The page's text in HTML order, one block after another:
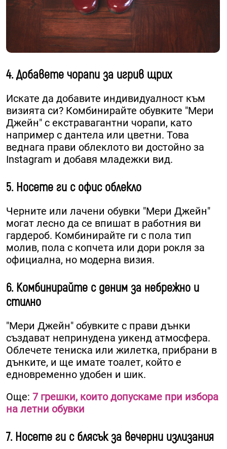
4. Добавете чорапи за игрив щрих
Искате да добавите индивидуалност към
визията си? Комбинирайте обувките "Мери
Джейн" с екстравагантни чорапи, като
например с дантела или цветни. Това
веднага прави облеклото ви достойно за
Instagram и добавя младежки вид.
5. Носете ги с офис облекло
Черните или лачени обувки "Мери Джейн"
могат лесно да се впишат в работния ви
гардероб. Комбинирайте ги с пола тип
молив, пола с копчета или дори рокля за
официална, но модерна визия.
6. Комбинирайте с деним за небрежно и
стилно
"Мери Джейн" обувките с прави дънки
създават непринудена уикенд атмосфера.
Облечете тениска или жилетка, прибрани в
дънките, и ще имате тоалет, който е
едновременно удобен и шик.
Още: 7 грешки, които допускаме при избора
на летни обувки
7. Носете ги с блясък за вечерни излизания